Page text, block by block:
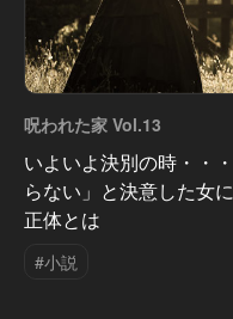
呪われた家 Vol.13
いよいよ決別の時・・
らない」と決意した女
正体とは
#小説